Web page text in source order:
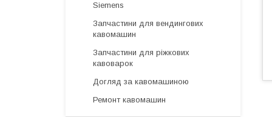
Siemens
Запчастини для вендингових
кавомашин
Запчастини для ріжкових
кавоварок
Догляд за кавомашиною
Ремонт кавомашин